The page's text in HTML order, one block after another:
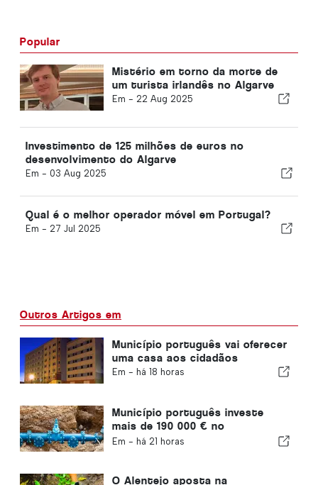
Popular
Mistério em torno da morte de
um turista irlandês no Algarve
Em - 22 Aug 2025
Investimento de 125 milhões de euros no
desenvolvimento do Algarve
Em - 03 Aug 2025
Qual é o melhor operador móvel em Portugal?
Em - 27 Jul 2025
Outros Artigos em
Município português vai oferecer
uma casa aos cidadãos
Em - há 18 horas
Município português investe
mais de 190 000 € no
abastecimento de água
Em - há 21 horas
O Alentejo aposta na